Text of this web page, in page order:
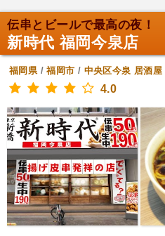
伝串とビールで最高の夜！
新時代 福岡今泉店
福岡県/福岡市 / 中央区今泉 居酒屋
4.0